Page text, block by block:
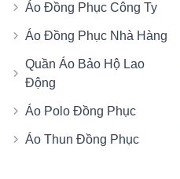
Áo Đồng Phục Công Ty
Áo Đồng Phục Nhà Hàng
Quần Áo Bảo Hộ Lao
Động
Áo Polo Đồng Phục
Áo Thun Đồng Phục